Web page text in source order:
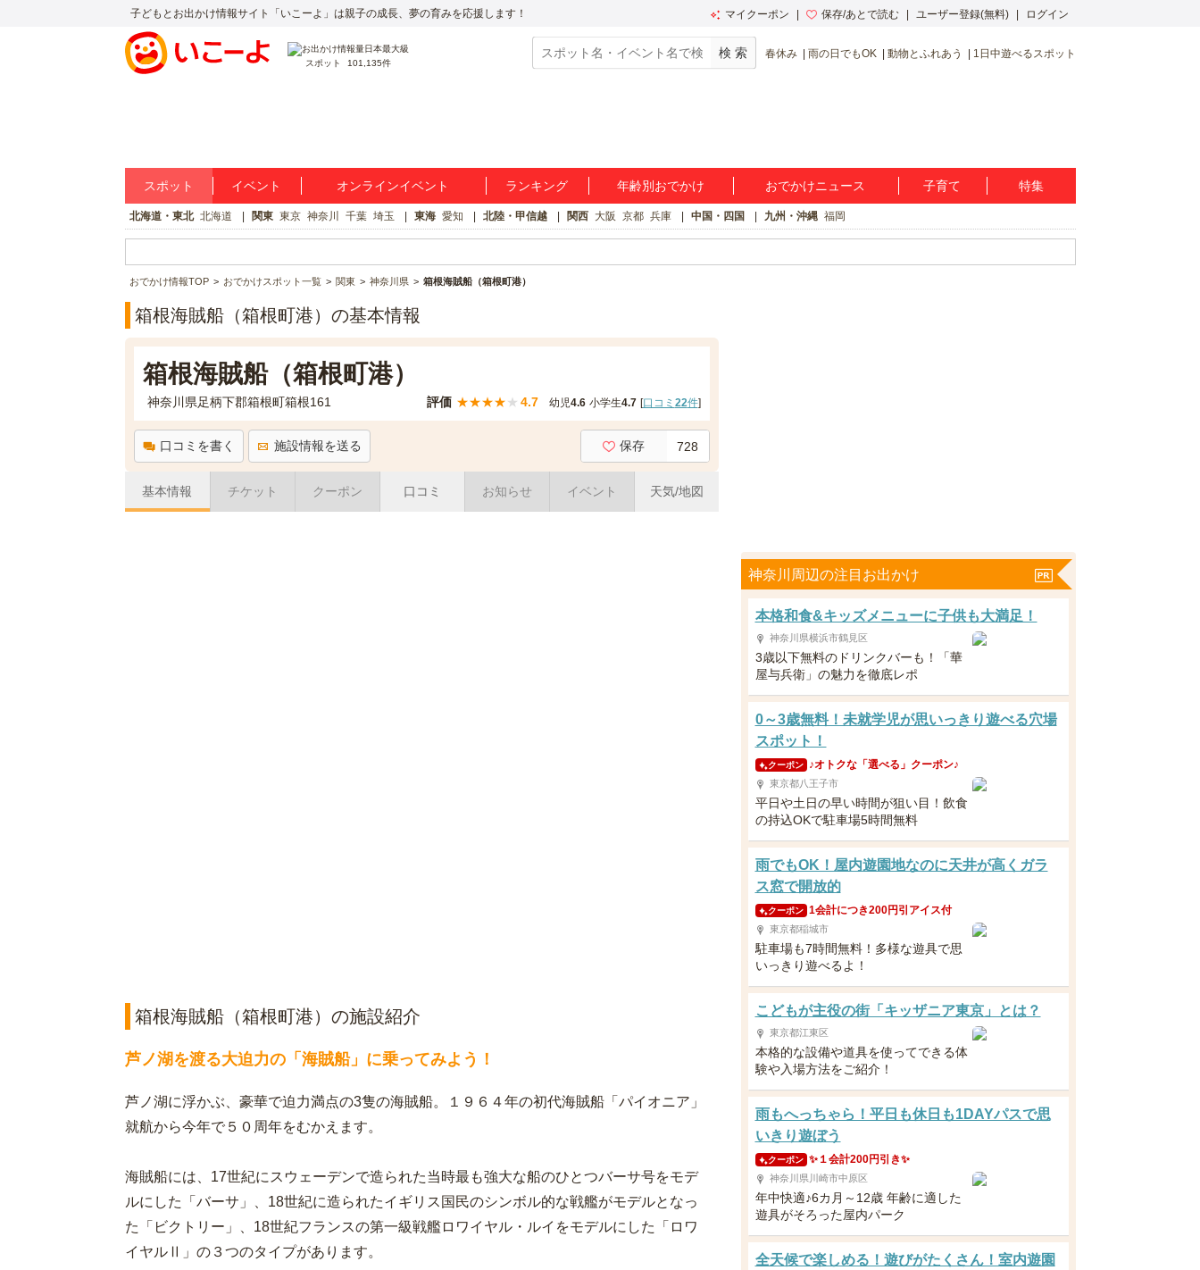
子どもとお出かけ情報サイト「いこーよ」は親子の成長、夢の育みを応援します！ マイクーポン 保存/あとで読む ユーザー登録(無料) ログイン
スポット 101,135件
春休み 雨の日でもOK 動物とふれあう 1日中遊べるスポット
スポット イベント オンラインイベント ランキング 年齢別おでかけ おでかけニュース 子育て 特集
北海道・東北 北海道 関東 東京 神奈川 千葉 埼玉 東海 愛知 北陸・甲信越 関西 大阪 京都 兵庫 中国・四国 九州・沖縄 福岡
おでかけ情報TOP おでかけスポット一覧 関東 神奈川県 箱根海賊船（箱根町港）
箱根海賊船（箱根町港）の基本情報
箱根海賊船（箱根町港）
神奈川県足柄下郡箱根町箱根161 評価 ★★★★★ 4.7 幼児4.6 小学生4.7 [口コミ 22件]
口コミを書く 施設情報を送る 保存 728
基本情報 チケット クーポン 口コミ お知らせ イベント 天気/地図
箱根海賊船（箱根町港）の施設紹介
芦ノ湖を渡る大迫力の「海賊船」に乗ってみよう！
芦ノ湖に浮かぶ、豪華で迫力満点の3隻の海賊船。１９６４年の初代海賊船「パイオニア」
就航から今年で５０周年をむかえます。
海賊船には、17世紀にスウェーデンで造られた当時最も強大な船のひとつバーサ号をモデ
ルにした「バーサ」、18世紀に造られたイギリス国民のシンボル的な戦艦がモデルとなっ
た「ビクトリー」、18世紀フランスの第一級戦艦ロワイヤル・ルイをモデルにした「ロワ
イヤルⅡ」の３つのタイプがあります。
神奈川周辺の注目お出かけ
本格和食&キッズメニューに子供も大満足！
神奈川県横浜市鶴見区
3歳以下無料のドリンクバーも！「華
屋与兵衛」の魅力を徹底レポ
0～3歳無料！未就学児が思いっきり遊べる穴場
スポット！
クーポン ♪オトクな「選べる」クーポン♪
東京都八王子市
平日や土日の早い時間が狙い目！飲食
の持込OKで駐車場5時間無料
雨でもOK！屋内遊園地なのに天井が高くガラ
ス窓で開放的
クーポン 1会計につき200円引アイス付
東京都稲城市
駐車場も7時間無料！多様な遊具で思
いっきり遊べるよ！
こどもが主役の街「キッザニア東京」とは？
東京都江東区
本格的な設備や道具を使ってできる体
験や入場方法をご紹介！
雨もへっちゃら！平日も休日も1DAYパスで思
いきり遊ぼう
クーポン ✨１会計200円引き✨
神奈川県川崎市中原区
年中快適♪6カ月～12歳 年齢に適した
遊具がそろった屋内パーク
全天候で楽しめる！遊びがたくさん！室内遊園